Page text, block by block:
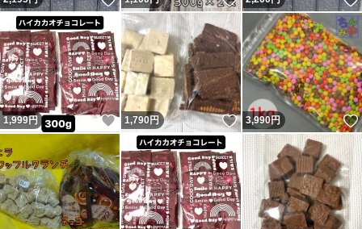
1,999円 いいね！
1,790円 いいね！
3,990円